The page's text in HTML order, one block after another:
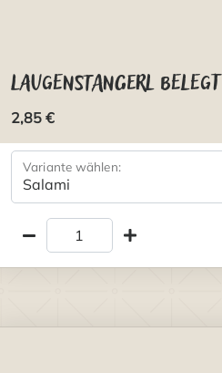
Laugenstangerl belegt
2,85 €
Variante wählen: